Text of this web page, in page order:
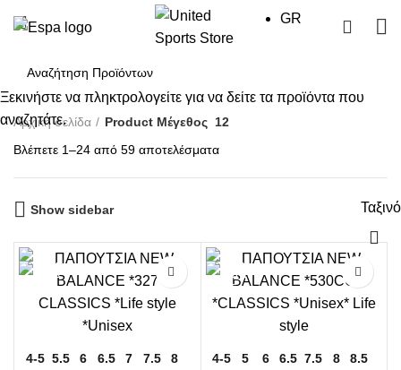
GR
Αρχική σελίδα Product Μέγεθος 12
Βλέπετε 1–24 από 59 αποτελέσματαSorted
low
Show sidebar
4-5 5.5 6 6.5 7 7.5
8
4-5 5 6 6.5 7.5 8
8.5
Ξεκινήστε να πληκτρολογείτε για να δείτε τα προϊόντα που
αναζητάτε.